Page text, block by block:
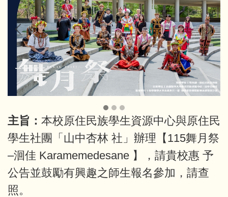
主旨： 本校原住民族學生資源中心與原住民
學生社團「山中杏林 社」辦理【115舞月祭
–洄佳 Karamemedesane 】，請貴校惠 予
公告並鼓勵有興趣之師生報名參加，請查
照。